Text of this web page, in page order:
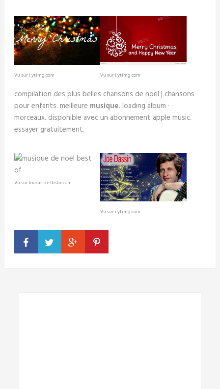
Vu sur i.ytimg.com Vu sur i.ytimg.com
compilation des plus belles chansons de noël | chansons
pour enfants. meilleure musique. loading album · ·
morceaux. disponible avec un abonnement apple music.
essayer gratuitement.
Vu sur lookaside.fbsbx.com
Vu sur i.ytimg.com